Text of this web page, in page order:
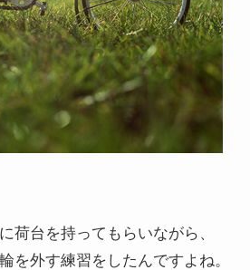
荷台を持ってもらいながら、
を外す練習をしたんですよね。